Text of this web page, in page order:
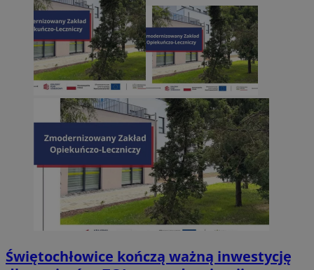
Świętochłowice kończą ważną inwestycję